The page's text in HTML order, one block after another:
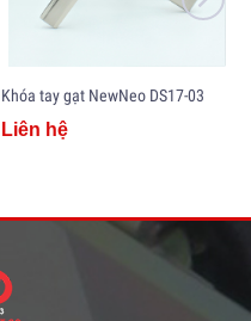
Khóa tay gạt NewNeo DS17-03
Liên hệ